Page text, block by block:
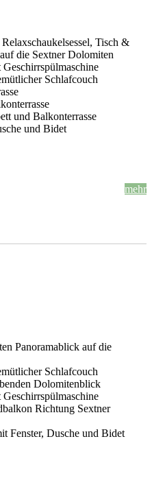
Tisch &
die Sextner Dolomiten
Schlafcouch
und Balkonterrasse
und Bidet
mehr
Panoramablick auf die
Schlafcouch
Dolomitenblick
Richtung Sextner
Fenster, Dusche und Bidet